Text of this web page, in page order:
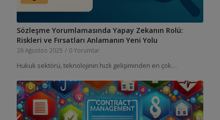
Sözleşme Yorumlamasında Yapay Zekanın Rolü:
Riskleri ve Fırsatları Anlamanın Yeni Yolu
28 Ağustos 2025 / 0 Yorumlar
Hukuk sektörü, teknolojinin hızlı gelişiminden en çok…